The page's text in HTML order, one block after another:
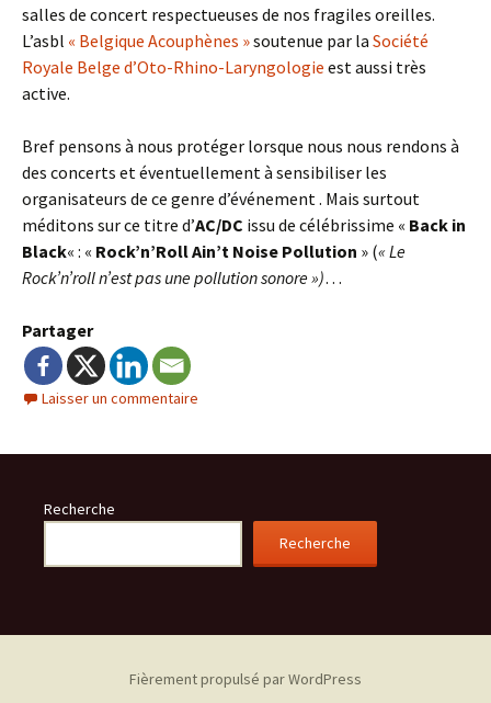
salles de concert respectueuses de nos fragiles oreilles.
L’asbl « Belgique Acouphènes »soutenue par la Société
Royale Belge d’Oto-Rhino-Laryngologie est aussi très
active.
Bref pensons à nous protéger lorsque nous nous rendons à
des concerts et éventuellement à sensibiliser les
organisateurs de ce genre d’événement . Mais surtout
méditons sur ce titre d’AC/DC issu de célébrissime « Back in
Black« : « Rock’n’Roll Ain’t Noise Pollution » (« Le
Rock’n’roll n’est pas une pollution sonore »)…
Partager
Laisser un commentaire
Recherche
Recherche
Fièrement propulsé par WordPress